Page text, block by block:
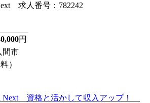
求人番号：782242
円
間市
）